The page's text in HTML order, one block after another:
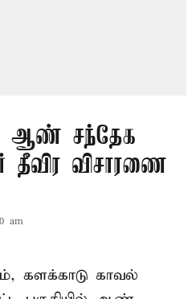
ஆண் சந்தேக
விசாரணை
am
களக்காடு காவல்